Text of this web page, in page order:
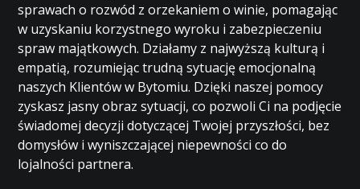
sprawach o rozwód z orzekaniem o winie, pomagając
w uzyskaniu korzystnego wyroku i zabezpieczeniu
spraw majątkowych. Działamy z najwyższą kulturą i
empatią, rozumiejąc trudną sytuację emocjonalną
naszych Klientów w Bytomiu. Dzięki naszej pomocy
zyskasz jasny obraz sytuacji, co pozwoli Ci na podjęcie
świadomej decyzji dotyczącej Twojej przyszłości, bez
domysłów i wyniszczającej niepewności co do
lojalności partnera.